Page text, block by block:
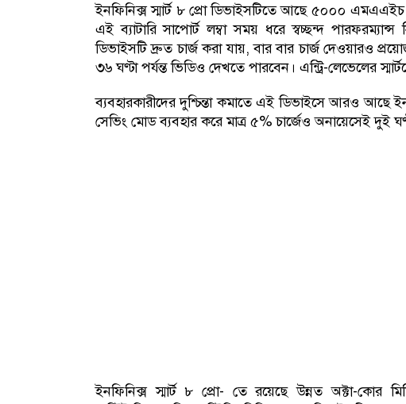
ইনফিনিক্স স্মার্ট ৮ প্রো ডিভাইসটিতে আছে ৫০০০ এমএএইচ এর
এই ব্যাটারি সাপোর্ট লম্বা সময় ধরে স্বচ্ছন্দ পারফরম্যান্স
ডিভাইসটি দ্রুত চার্জ করা যায়, বার বার চার্জ দেওয়ারও
৩৬ ঘণ্টা পর্যন্ত ভিডিও দেখতে পারবেন। এন্ট্রি-লেভেলের
ব্যবহারকারীদের দুশ্চিন্তা কমাতে এই ডিভাইসে আরও আছে
সেভিং মোড ব্যবহার করে মাত্র ৫% চার্জেও অনায়েসেই দুই
ইনফিনিক্স স্মার্ট ৮ প্রো- তে রয়েছে উন্নত অক্টা-কোর